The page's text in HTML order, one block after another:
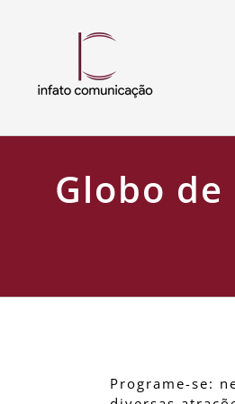
Globo
Programe-se: